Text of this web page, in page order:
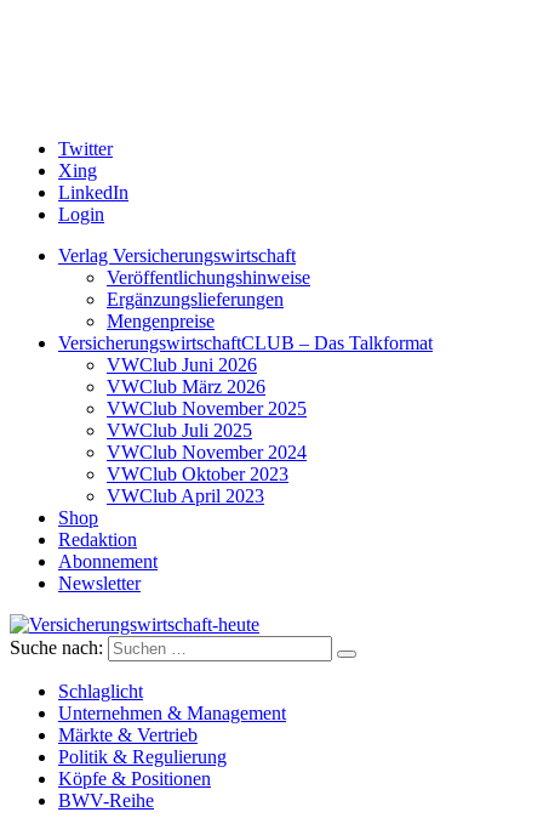
Twitter
Xing
LinkedIn
Login
Verlag Versicherungswirtschaft
Veröffentlichungshinweise
Ergänzungslieferungen
Mengenpreise
VersicherungswirtschaftCLUB – Das Talkformat
VWClub Juni 2026
VWClub März 2026
VWClub November 2025
VWClub Juli 2025
VWClub November 2024
VWClub Oktober 2023
VWClub April 2023
Shop
Redaktion
Abonnement
Newsletter
Versicherungswirtschaft-heute
Suche nach:
Schlaglicht
Unternehmen & Management
Märkte & Vertrieb
Politik & Regulierung
Köpfe & Positionen
BWV-Reihe